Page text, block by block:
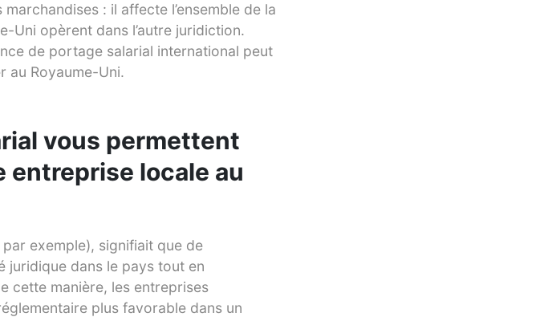
: il affecte l’ensemble de la
Uni opèrent dans l’autre juridiction.
de portage salarial international peut
au Royaume-Uni.
vous permettent
entreprise locale au
par exemple), signifiait que de
juridique dans le pays tout en
cette manière, les entreprises
plus favorable dans un